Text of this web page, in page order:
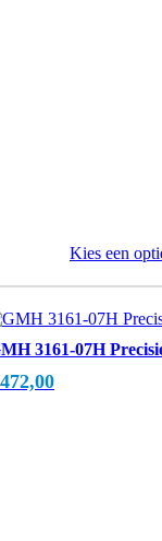
Kies een
3161-07H
472,00